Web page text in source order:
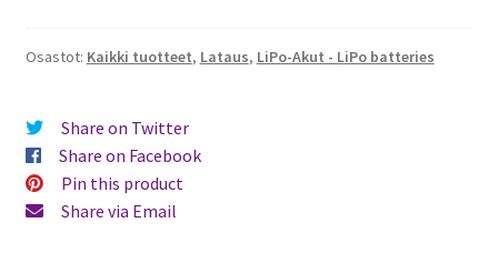
Osastot: Kaikki tuotteet, Lataus, LiPo-Akut - LiPo batteries
Share on Twitter
Share on Facebook
Pin this product
Share via Email